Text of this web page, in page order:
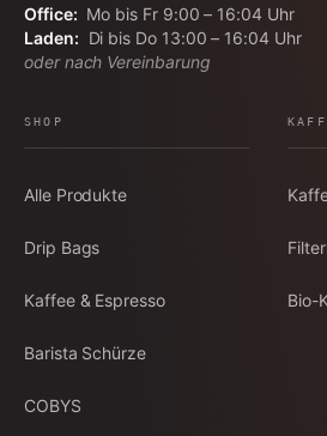
Office: Mo bis Fr 9:00 – 16:04 Uhr
Laden: Di bis Do 13:00 – 16:04 Uhr
oder nach Vereinbarung
SHOP
Alle Produkte
Drip Bags
Kaffee & Espresso
Barista Schürze
COBYS
Bio-